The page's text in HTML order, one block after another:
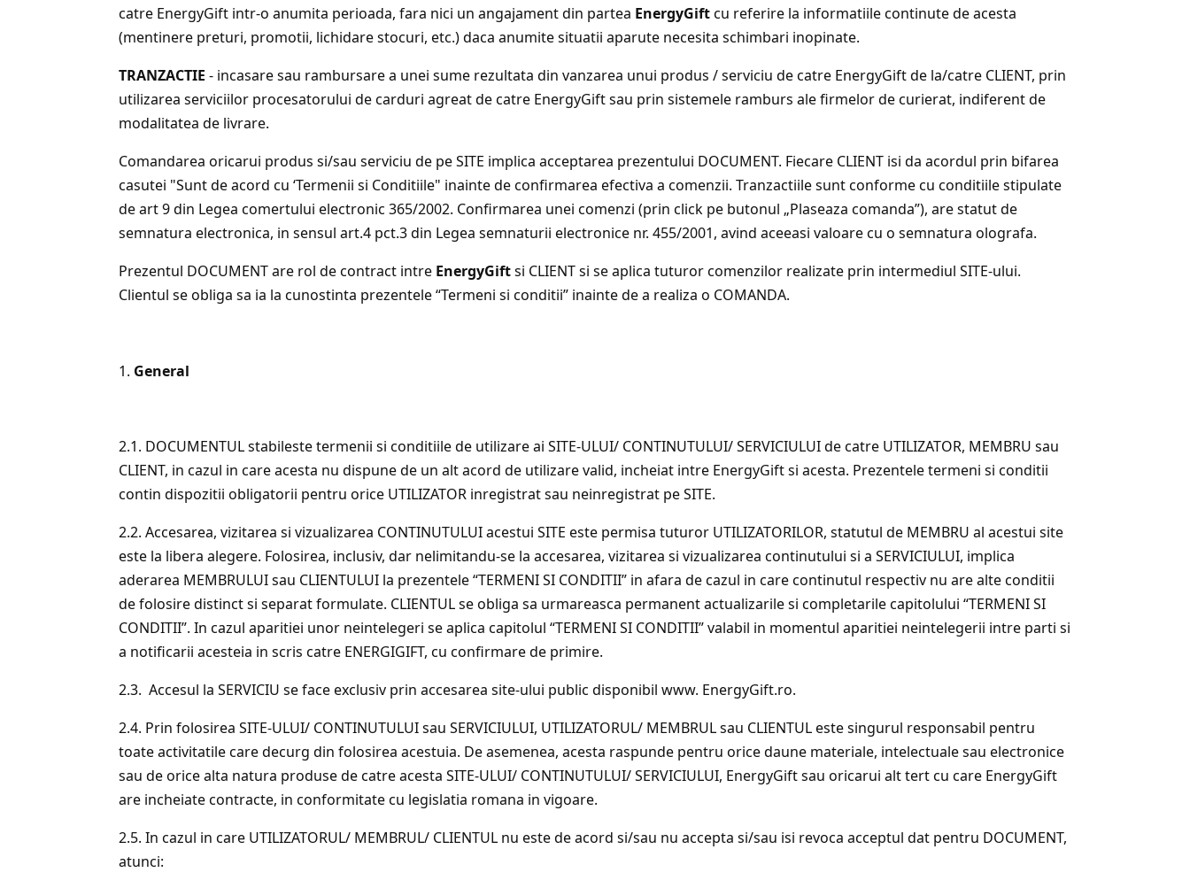
catre EnergyGift intr-o anumita perioada, fara nici un angajament din partea EnergyGiftcu referire la informatiile continute de acesta
(mentinere preturi, promotii, lichidare stocuri, etc.) daca anumite situatii aparute necesita schimbari inopinate.
TRANZACTIE- incasare sau rambursare a unei sume rezultata din vanzarea unui produs / serviciu de catre EnergyGift de la/catre CLIENT, prin
utilizarea serviciilor procesatorului de carduri agreat de catre EnergyGift sau prin sistemele ramburs ale firmelor de curierat, indiferent de
modalitatea de livrare.
Comandarea oricarui produs si/sau serviciu de pe SITE implica acceptarea prezentului DOCUMENT. Fiecare CLIENT isi da acordul prin bifarea
casutei "Sunt de acord cu ‘Termenii si Conditiile" inainte de confirmarea efectiva a comenzii. Tranzactiile sunt conforme cu conditiile stipulate
de art 9 din Legea comertului electronic 365/2002. Confirmarea unei comenzi (prin click pe butonul „Plaseaza comanda”), are statut de
semnatura electronica, in sensul art.4 pct.3 din Legea semnaturii electronice nr. 455/2001, avind aceeasi valoare cu o semnatura olografa.
Prezentul DOCUMENT are rol de contract intre EnergyGiftsi CLIENT si se aplica tuturor comenzilor realizate prin intermediul SITE-ului.
Clientul se obliga sa ia la cunostinta prezentele “Termeni si conditii” inainte de a realiza o COMANDA.
General
2.1. DOCUMENTUL stabileste termenii si conditiile de utilizare ai SITE-ULUI/ CONTINUTULUI/ SERVICIULUI de catre UTILIZATOR, MEMBRU sau
CLIENT, in cazul in care acesta nu dispune de un alt acord de utilizare valid, incheiat intre EnergyGift si acesta. Prezentele termeni si conditii
contin dispozitii obligatorii pentru orice UTILIZATOR inregistrat sau neinregistrat pe SITE.
2.2. Accesarea, vizitarea si vizualizarea CONTINUTULUI acestui SITE este permisa tuturor UTILIZATORILOR, statutul de MEMBRU al acestui site
este la libera alegere. Folosirea, inclusiv, dar nelimitandu-se la accesarea, vizitarea si vizualizarea continutului si a SERVICIULUI, implica
aderarea MEMBRULUI sau CLIENTULUI la prezentele “TERMENI SI CONDITII” in afara de cazul in care continutul respectiv nu are alte conditii
de folosire distinct si separat formulate. CLIENTUL se obliga sa urmareasca permanent actualizarile si completarile capitolului “TERMENI SI
CONDITII”. In cazul aparitiei unor neintelegeri se aplica capitolul “TERMENI SI CONDITII” valabil in momentul aparitiei neintelegerii intre parti si
a notificarii acesteia in scris catre ENERGIGIFT, cu confirmare de primire.
2.3. Accesul la SERVICIU se face exclusiv prin accesarea site-ului public disponibil www. EnergyGift.ro.
2.4. Prin folosirea SITE-ULUI/ CONTINUTULUI sau SERVICIULUI, UTILIZATORUL/ MEMBRUL sau CLIENTUL este singurul responsabil pentru
toate activitatile care decurg din folosirea acestuia. De asemenea, acesta raspunde pentru orice daune materiale, intelectuale sau electronice
sau de orice alta natura produse de catre acesta SITE-ULUI/ CONTINUTULUI/ SERVICIULUI, EnergyGift sau oricarui alt tert cu care EnergyGift
are incheiate contracte, in conformitate cu legislatia romana in vigoare.
2.5. In cazul in care UTILIZATORUL/ MEMBRUL/ CLIENTUL nu este de acord si/sau nu accepta si/sau isi revoca acceptul dat pentru DOCUMENT,
atunci: